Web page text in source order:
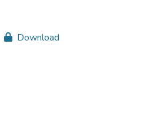
Download